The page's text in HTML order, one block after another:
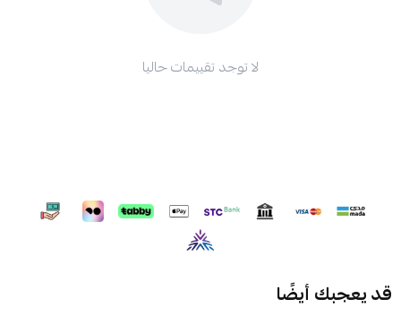
لا توجد تقييمات حاليا
قد يعجبك أيضًا